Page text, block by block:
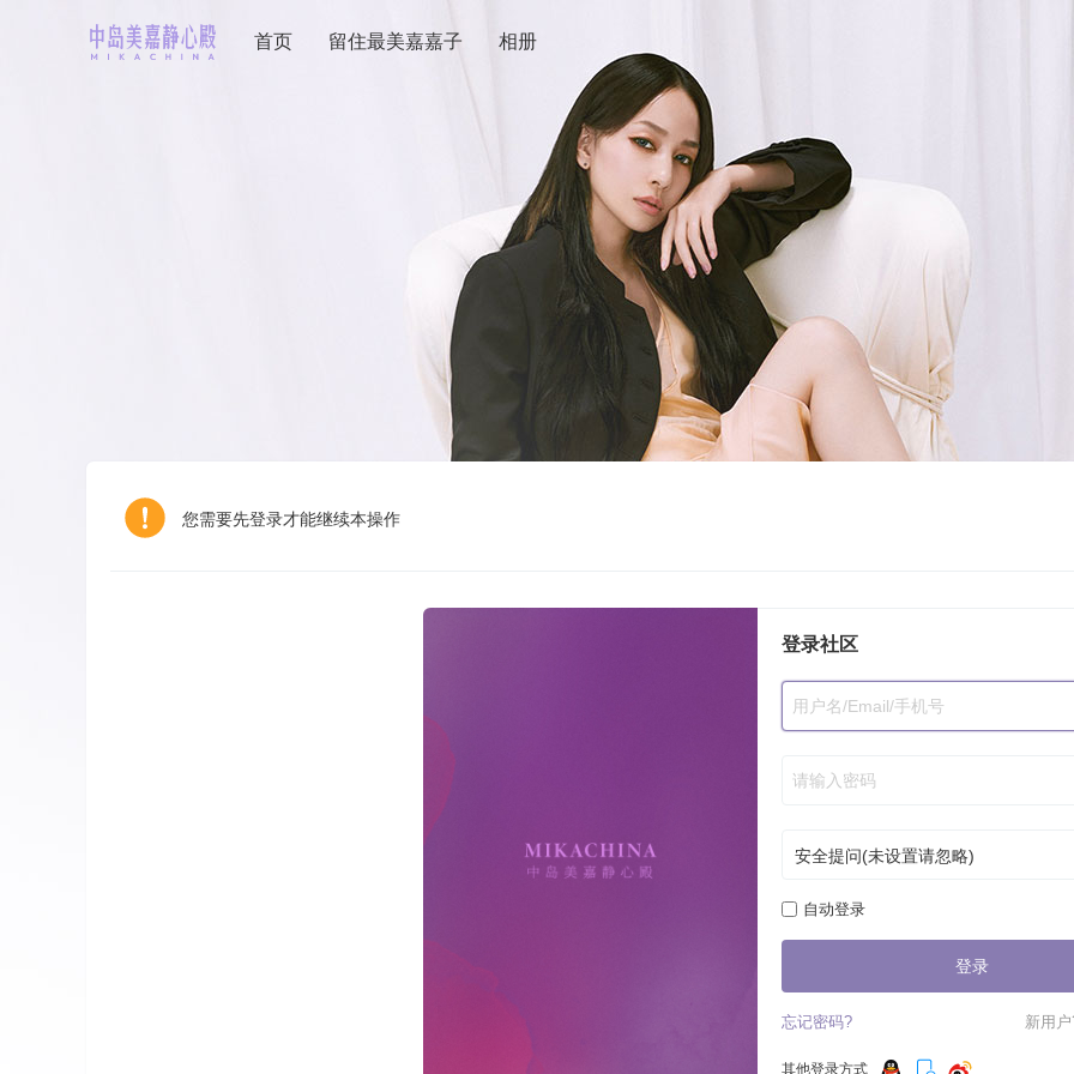
首页 留住最美嘉嘉子 相册
您需要先登录才能继续本操作
登录社区
自动登录
登录
新用
忘记密码?
其他登录方式